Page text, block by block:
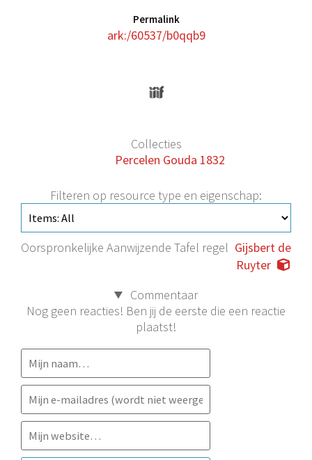
Permalink
ark:/60537/b0qqb9
Collecties
Percelen Gouda 1832
Filteren op resource type en eigenschap:
Oorspronkelijke Aanwijzende Tafel regel Gijsbert de
Ruyter
Commentaar
Nog geen reacties! Ben jij de eerste die een reactie
plaatst!